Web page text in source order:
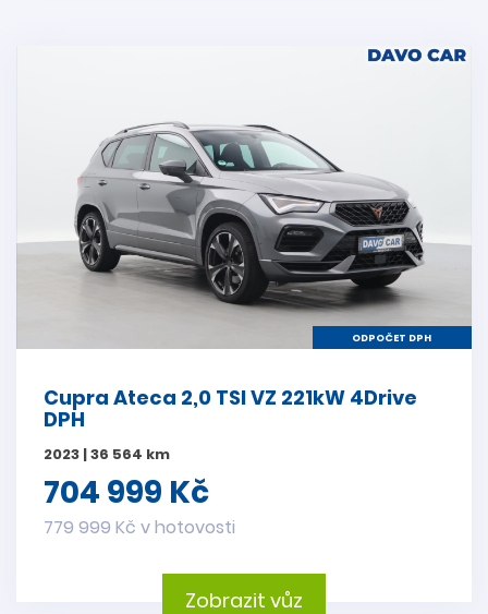
ODPOČET DPH
Cupra Ateca 2,0 TSI VZ 221kW 4Drive
DPH
2023 | 36 564 km
704 999 Kč
779 999 Kč v hotovosti
Zobrazit vůz